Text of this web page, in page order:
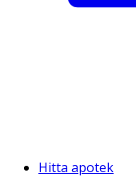
Hitta apotek